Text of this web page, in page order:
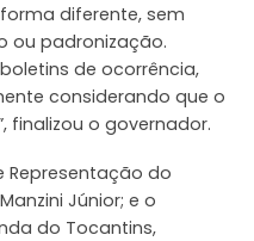
diferente, sem
ou padronização.
de ocorrência,
considerando que o
finalizou o governador.
Representação do
Júnior; e o
do Tocantins,